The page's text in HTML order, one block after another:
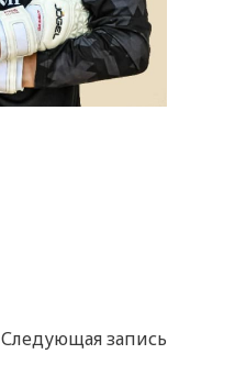
Следующая запись